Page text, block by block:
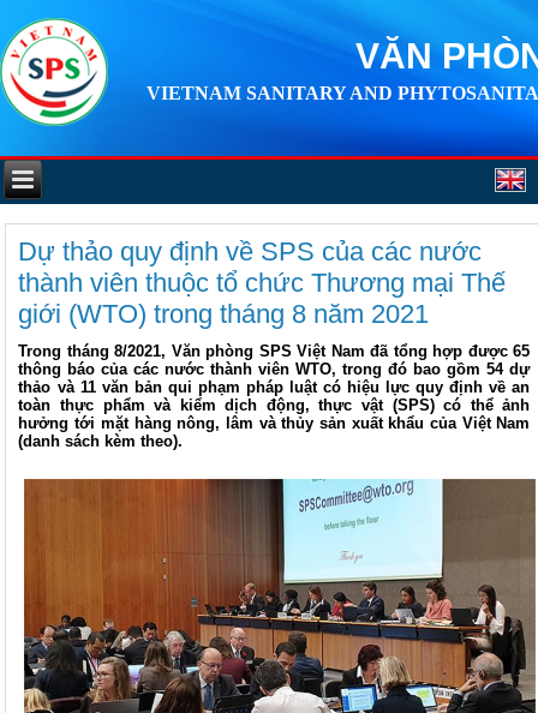
VĂN
VIETNAM SANITARY AND
Dự thảo quy định về SPS của các nước
thành viên thuộc tổ chức Thương mại Thế
giới (WTO) trong tháng 8 năm 2021
Trong tháng 8/2021, Văn phòng SPS Việt Nam đã tổng hợp được 65
thông báo của các nước thành viên WTO, trong đó bao gồm 54 dự
thảo và 11 văn bản qui phạm pháp luật có hiệu lực quy định về an
toàn thực phẩm và kiểm dịch động, thực vật (SPS) có thể ảnh
hưởng tới mặt hàng nông, lâm và thủy sản xuất khẩu của Việt Nam
(danh sách kèm theo).